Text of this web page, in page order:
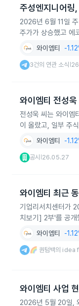
주성엔지니어링
2026년 6월 11일
주가가 상승했고 에
와이엠티 -
3건의 연관 소식
와이엠티 전성
전성욱 씨는 와이
이 올랐고, 일부 주
와이엠티 -
공시 26.05.27
와이엠티 최근
기업리서치센터가
치보기] 2부'를 공개
와이엠티 -
🌈 퀀텀백의
와이엠티 사업
2026년 5월 20일,